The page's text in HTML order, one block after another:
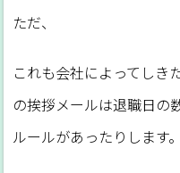
ただ、
これも会社によってしき
の挨拶メールは退職日の
ルールがあったりします。